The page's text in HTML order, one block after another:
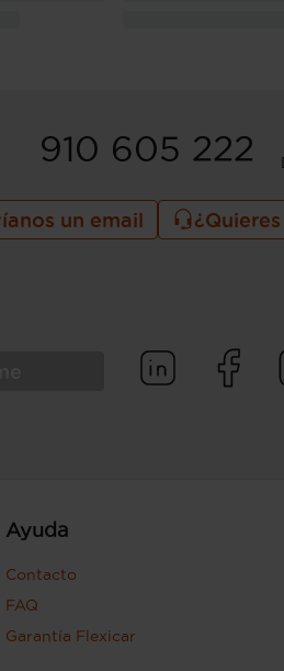
910 605 222
un email
Ayuda
Contacto
FAQ
Garantía Flexicar